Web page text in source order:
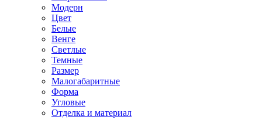
Модерн
Цвет
Белые
Венге
Светлые
Темные
Размер
Малогабаритные
Форма
Угловые
Отделка и материал